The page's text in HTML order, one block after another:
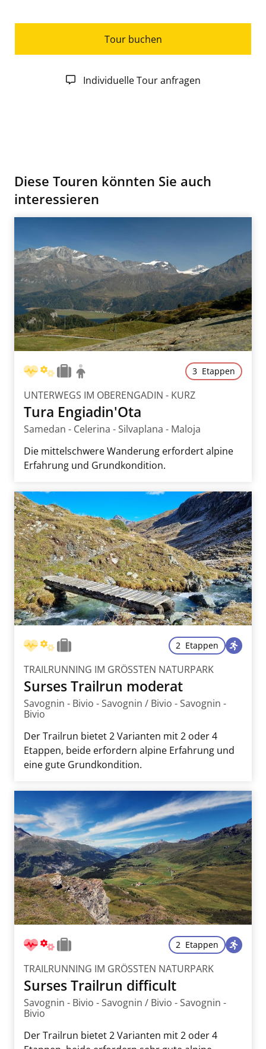
Tour buchen
Individuelle Tour anfragen
Diese Touren könnten Sie auch
interessieren
3 Etappen
UNTERWEGS IM OBERENGADIN - KURZ
Tura Engiadin'Ota
Samedan - Celerina - Silvaplana - Maloja
Die mittelschwere Wanderung erfordert alpine
Erfahrung und Grundkondition.
2 Etappen
TRAILRUNNING IM GRÖSSTEN NATURPARK
Surses Trailrun moderat
Savognin - Bivio - Savognin / Bivio - Savognin -
Bivio
Der Trailrun bietet 2 Varianten mit 2 oder 4
Etappen, beide erfordern alpine Erfahrung und
eine gute Grundkondition.
2 Etappen
TRAILRUNNING IM GRÖSSTEN NATURPARK
Surses Trailrun difficult
Savognin - Bivio - Savognin / Bivio - Savognin -
Bivio
Der Trailrun bietet 2 Varianten mit 2 oder 4